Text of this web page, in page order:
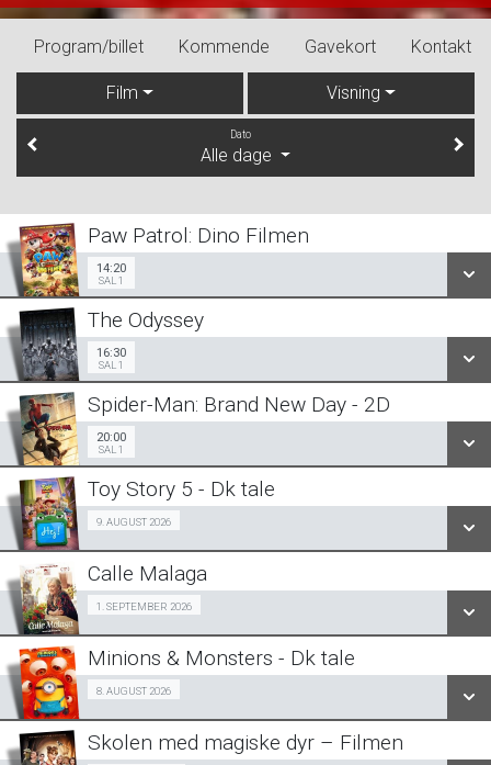
Program/billet Kommende Gavekort Kontakt
Film Visning
Dato
Alle dage
Paw Patrol: Dino Filmen
14:20
SAL 1
Sal 1
SE ALLE DAGE
LÆS MERE
The Odyssey
16:30
SAL 1
Sal 1
SE ALLE DAGE
LÆS MERE
Spider-Man: Brand New Day - 2D
20:00
SAL 1
Sal 1
SE ALLE DAGE
LÆS MERE
Toy Story 5 - Dk tale
9. AUGUST 2026
SE ALLE DAGE
LÆS MERE
Calle Malaga
1. SEPTEMBER 2026SeniorBio 01/09
SE ALLE DAGE
LÆS MERE
Minions & Monsters - Dk tale
8. AUGUST 2026
SE ALLE DAGE
Skolen med magiske dyr – Filmen